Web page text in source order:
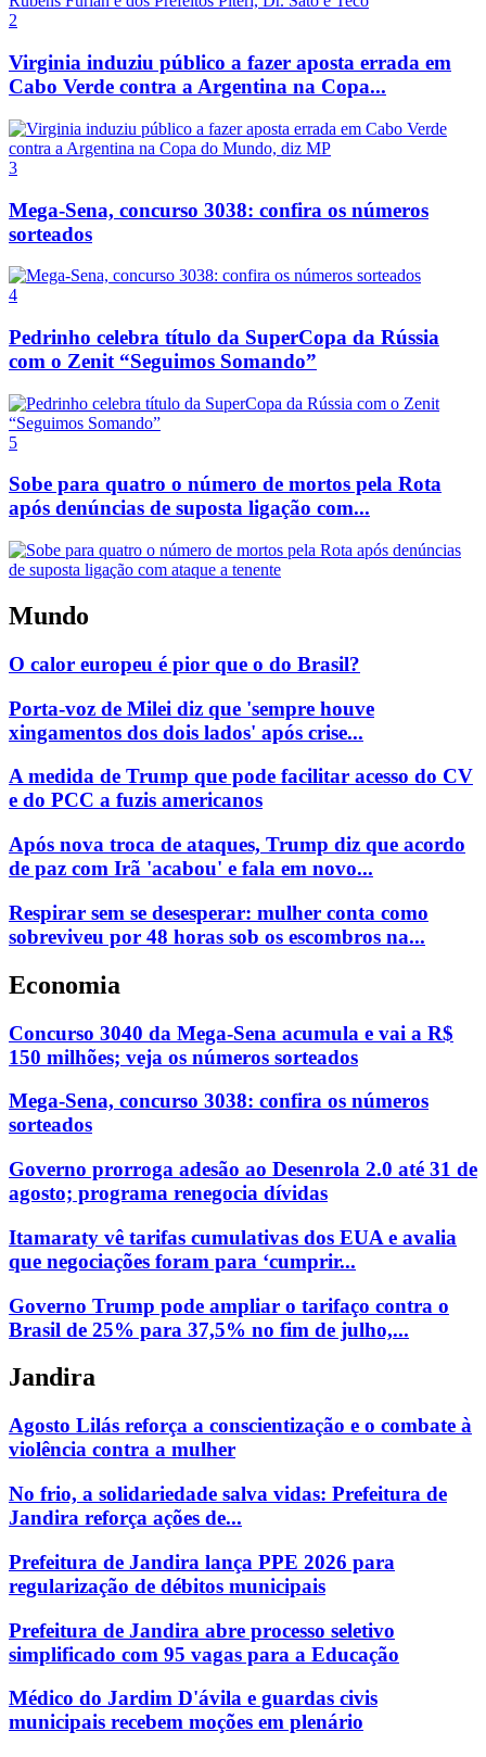
2
Virginia induziu público a fazer aposta errada em
Cabo Verde contra a Argentina na Copa...
3
Mega-Sena, concurso 3038: confira os números
sorteados
4
Pedrinho celebra título da SuperCopa da Rússia
com o Zenit “Seguimos Somando”
5
Sobe para quatro o número de mortos pela Rota
após denúncias de suposta ligação com...
Mundo
O calor europeu é pior que o do Brasil?
Porta-voz de Milei diz que 'sempre houve
xingamentos dos dois lados' após crise...
A medida de Trump que pode facilitar acesso do CV
e do PCC a fuzis americanos
Após nova troca de ataques, Trump diz que acordo
de paz com Irã 'acabou' e fala em novo...
Respirar sem se desesperar: mulher conta como
sobreviveu por 48 horas sob os escombros na...
Economia
Concurso 3040 da Mega-Sena acumula e vai a R$
150 milhões; veja os números sorteados
Mega-Sena, concurso 3038: confira os números
sorteados
Governo prorroga adesão ao Desenrola 2.0 até 31 de
agosto; programa renegocia dívidas
Itamaraty vê tarifas cumulativas dos EUA e avalia
que negociações foram para ‘cumprir...
Governo Trump pode ampliar o tarifaço contra o
Brasil de 25% para 37,5% no fim de julho,...
Jandira
Agosto Lilás reforça a conscientização e o combate à
violência contra a mulher
No frio, a solidariedade salva vidas: Prefeitura de
Jandira reforça ações de...
Prefeitura de Jandira lança PPE 2026 para
regularização de débitos municipais
Prefeitura de Jandira abre processo seletivo
simplificado com 95 vagas para a Educação
Médico do Jardim D'ávila e guardas civis
municipais recebem moções em plenário